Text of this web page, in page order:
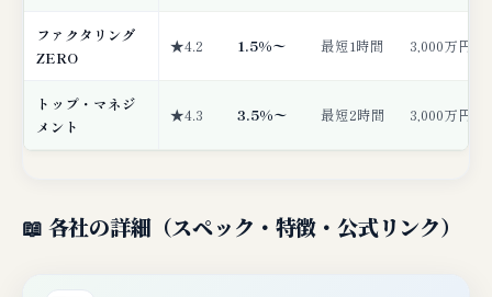
ファクタリング
ZERO
★4.2 1.5%〜 最短1時間 3,000万円
トップ・マネジ
メント
★4.3 3.5%〜 最短2時間 3,000万円
📖 各社の詳細（スペック・特徴・公式リンク）